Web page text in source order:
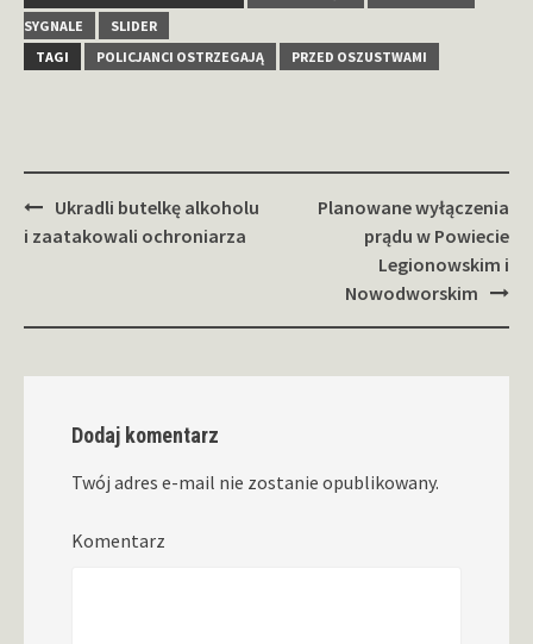
SYGNALE
SLIDER
TAGI
POLICJANCI OSTRZEGAJĄ PRZED OSZUSTWAMI
Zobacz
wpisy
Ukradli butelkę alkoholu
i zaatakowali ochroniarza
Planowane wyłączenia
prądu w Powiecie
Legionowskim i
Nowodworskim
Dodaj komentarz
Twój adres e-mail nie zostanie opublikowany.
Komentarz